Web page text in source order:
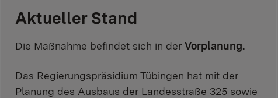
Aktueller Stand
Die Maßnahme befindet sich in der Vorplanung.
Das Regierungspräsidium Tübingen hat mit der
Planung des Ausbaus der Landesstraße 325 sowie